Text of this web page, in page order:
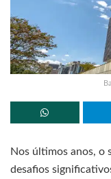
Nos últimos anos, o
desafios